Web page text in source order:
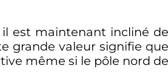
est maintenant incliné de
grande valeur signifie que
même si le pôle nord de